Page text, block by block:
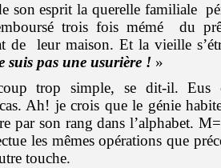
son esprit la querelle familiale
trois fois mémé du
de leur maison. Et la vieille
suis pas une usurière ! »
trop simple, se dit-il. Eus
Ah! je crois que le génie
par son rang dans l’alphabet.
les mêmes opérations que
touche.